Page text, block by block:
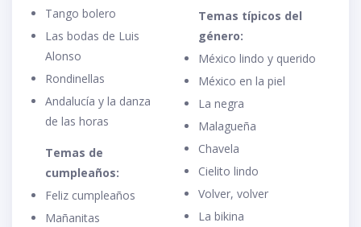
Tango bolero
Las bodas de Luis
Alonso
Rondinellas
Andalucía y la danza
de las horas
Temas de
cumpleaños:
Feliz cumpleaños
Mañanitas
Temas típicos del
género:
México lindo y querido
México en la piel
La negra
Malagueña
Chavela
Cielito lindo
Volver, volver
La bikina